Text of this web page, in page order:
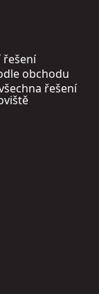
řešení
obchodu
řešení